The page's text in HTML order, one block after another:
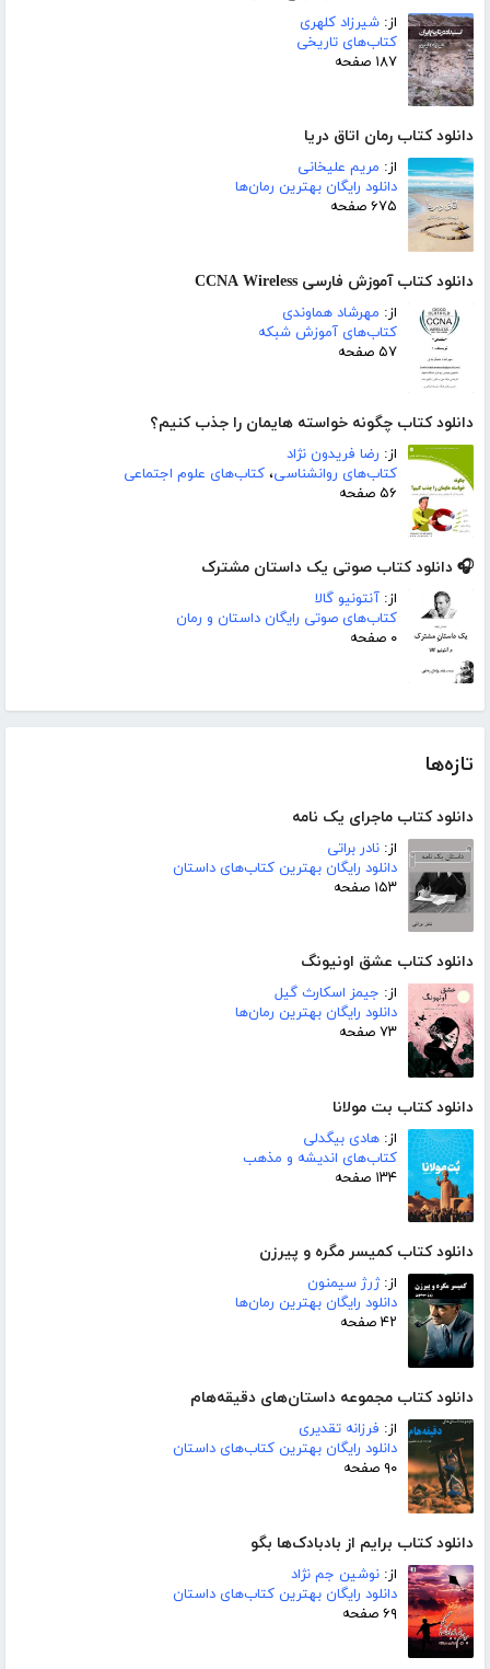
از: شیرزاد کلهری
کتاب‌های تاریخی
۱۸۷ صفحه
دانلود کتاب رمان اتاق دریا
از: مریم علیخانی
دانلود رایگان بهترین رمان‌ها
۶۷۵ صفحه
دانلود کتاب آموزش فارسی CCNA Wireless
از: مهرشاد هماوندی
کتاب‌های آموزش شبکه
۵۷ صفحه
دانلود کتاب چگونه خواسته هایمان را جذب کنیم؟
از: رضا فریدون نژاد
کتاب‌های روانشناسی، کتاب‌های علوم اجتماعی
۵۶ صفحه
🎧 دانلود کتاب صوتی یک داستان مشترک
از: آنتونیو گالا
کتاب‌های صوتی رایگان داستان و رمان
۰ صفحه
تازه‌ها
دانلود کتاب ماجرای یک نامه
از: نادر براتی
دانلود رایگان بهترین کتاب‌های داستان
۱۵۳ صفحه
دانلود کتاب عشق اونیونگ
از: جیمز اسکارث گیل
دانلود رایگان بهترین رمان‌ها
۷۳ صفحه
دانلود کتاب بت مولانا
از: هادی بیگدلی
کتاب‌های اندیشه و مذهب
۱۳۴ صفحه
دانلود کتاب کمیسر مگره و پیرزن
از:ژرژ سیمنون
دانلود رایگان بهترین رمان‌ها
۴۲ صفحه
دانلود کتاب مجموعه داستان‌های دقیقه‌هام
از: فرزانه تقدیری
دانلود رایگان بهترین کتاب‌های داستان
۹۰ صفحه
دانلود کتاب برایم از بادبادک‌ها بگو
از: نوشین جم نژاد
دانلود رایگان بهترین کتاب‌های داستان
۶۹ صفحه